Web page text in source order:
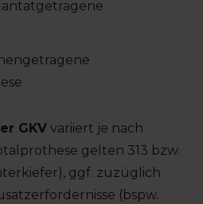
GKV variiert je nach
gelten 313 bzw.
ggf. zuzüglich
(bspw.